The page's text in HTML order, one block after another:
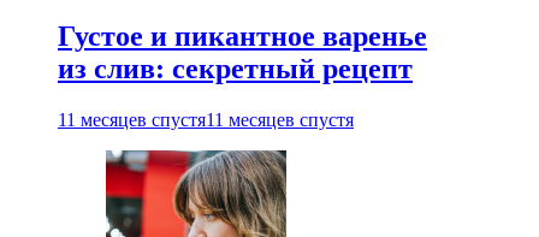
Густое и пикантное варенье
из слив: секретный рецепт
11 месяцев спустя11 месяцев спустя